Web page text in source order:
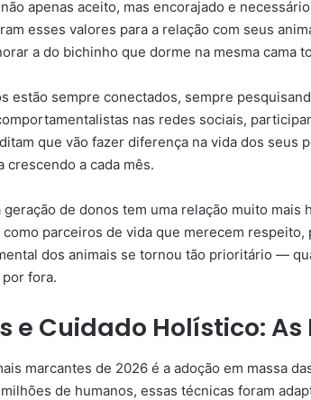
apenas aceito, mas encorajado e
esses valores para a relação com seus
a do bichinho que dorme na mesma cama
estão sempre conectados, sempre
nas redes sociais,
que vão fazer diferença na vida dos
crescendo a cada mês.
de donos tem uma relação muito
parceiros de vida que merecem
dos animais se tornou tão prioritário —
fora.
e Cuidado Holístico:
marcantes de 2026 é a adoção em massa
de humanos, essas técnicas foram